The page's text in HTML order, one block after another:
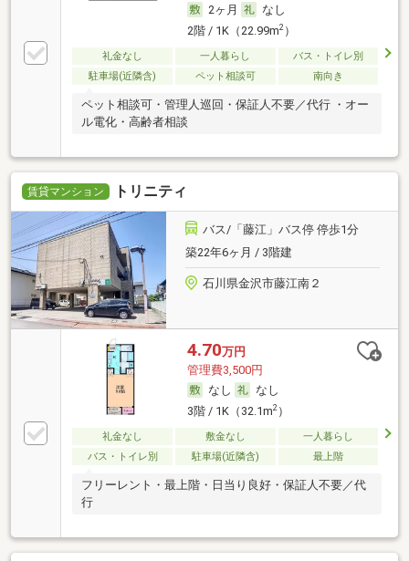
2ヶ月
なし
2階 / 1K（22.99m2）
礼金なし 一人暮らし
バス・トイレ別
駐車場(近隣含)
ペット相談可 南向き
ペット相談可・管理人巡回・保証人不要／代行 ・オー
ル電化・高齢者相談
賃貸マンション トリニティ
バス/「藤江」バス停 停歩1分
築22年6ヶ月 / 3階建
石川県金沢市藤江南２
4.70万円
管理費3,500円
なし
なし
3階 / 1K（32.1m2）
礼金なし 敷金なし
一人暮らし
バス・トイレ別
駐車場(近隣含) 最上階
フリーレント・最上階・日当り良好・保証人不要／代
行